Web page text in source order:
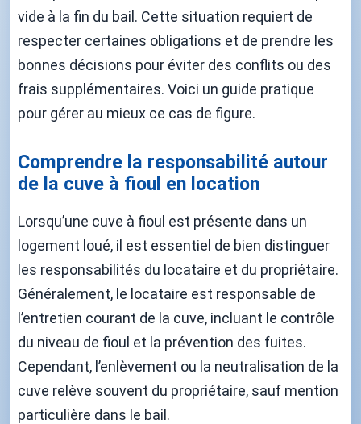
vide à la fin du bail. Cette situation requiert de
respecter certaines obligations et de prendre les
bonnes décisions pour éviter des conflits ou des
frais supplémentaires. Voici un guide pratique
pour gérer au mieux ce cas de figure.
Comprendre la responsabilité autour
de la cuve à fioul en location
Lorsqu’une cuve à fioul est présente dans un
logement loué, il est essentiel de bien distinguer
les responsabilités du locataire et du propriétaire.
Généralement, le locataire est responsable de
l’entretien courant de la cuve, incluant le contrôle
du niveau de fioul et la prévention des fuites.
Cependant, l’enlèvement ou la neutralisation de la
cuve relève souvent du propriétaire, sauf mention
particulière dans le bail.